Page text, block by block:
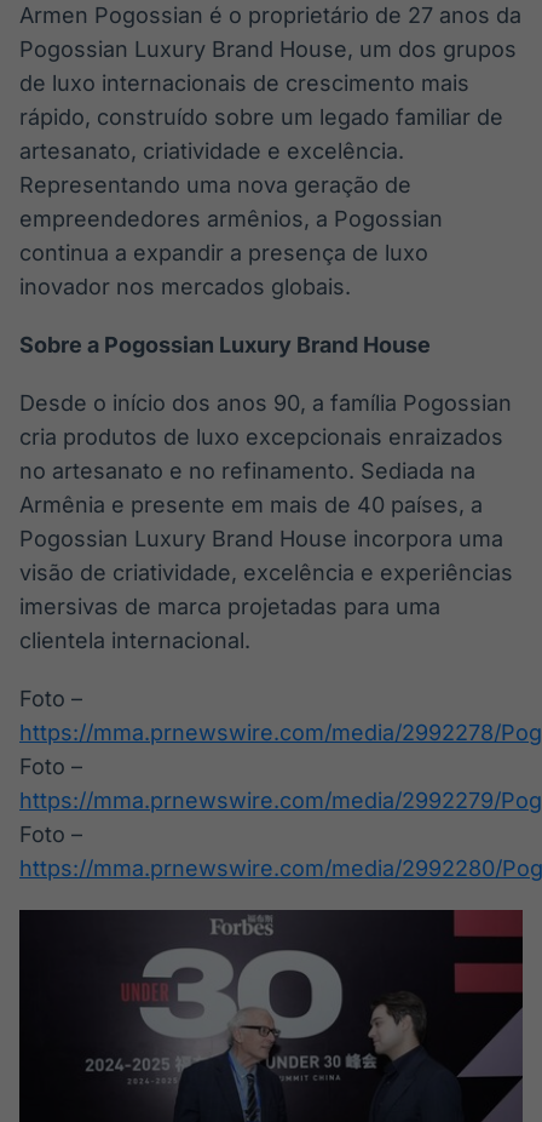
Armen Pogossian é o proprietário de 27 anos da
Pogossian Luxury Brand House, um dos grupos
de luxo internacionais de crescimento mais
rápido, construído sobre um legado familiar de
artesanato, criatividade e excelência.
Representando uma nova geração de
empreendedores armênios, a Pogossian
continua a expandir a presença de luxo
inovador nos mercados globais.
Sobre a Pogossian Luxury Brand House
Desde o início dos anos 90, a família Pogossian
cria produtos de luxo excepcionais enraizados
no artesanato e no refinamento. Sediada na
Armênia e presente em mais de 40 países, a
Pogossian Luxury Brand House incorpora uma
visão de criatividade, excelência e experiências
imersivas de marca projetadas para uma
clientela internacional.
Foto –
https://mma.prnewswire.com/media/2992278/
Foto –
https://mma.prnewswire.com/media/2992279/
Foto –
https://mma.prnewswire.com/media/2992280/